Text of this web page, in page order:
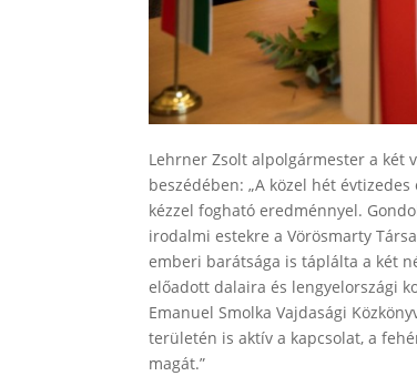
Lehrner Zsolt alpolgármester a két
beszédében: „A közel hét
kézzel fogható eredménnyel.
irodalmi estekre a Vörösmarty
emberi barátsága is táplálta a két
előadott dalaira és lengyelországi
Emanuel Smolka Vajdasági
területén is aktív a kapcsolat, a
magát.”